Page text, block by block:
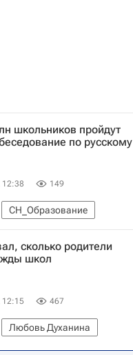
школьников пройдут
по русскому
12:38 149
СН_Образование
сколько родители
школ
12:15 467
Любовь Духанина
ОНФ